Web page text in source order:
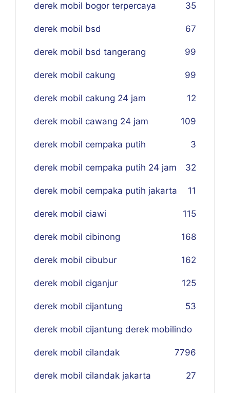
derek mobil bogor terpercaya 35
derek mobil bsd 67
derek mobil bsd tangerang 99
derek mobil cakung 99
derek mobil cakung 24 jam 12
derek mobil cawang 24 jam 109
derek mobil cempaka putih 3
derek mobil cempaka putih 24 jam 32
derek mobil cempaka putih jakarta 11
derek mobil ciawi 115
derek mobil cibinong 168
derek mobil cibubur 162
derek mobil ciganjur 125
derek mobil cijantung 53
derek mobil cijantung derek mobilindo
96
derek mobil cilandak 77
derek mobil cilandak jakarta 27